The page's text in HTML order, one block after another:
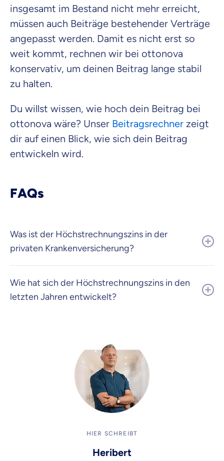
insgesamt im Bestand nicht mehr erreicht,
müssen auch Beiträge bestehender Verträge
angepasst werden. Damit es nicht erst so
weit kommt, rechnen wir bei ottonova
konservativ, um deinen Beitrag lange stabil
zu halten.
Du willst wissen, wie hoch dein Beitrag bei
ottonova wäre? Unser Beitragsrechner zeigt
dir auf einen Blick, wie sich dein Beitrag
entwickeln wird.
FAQs
Was ist der Höchstrechnungszins in der
privaten Krankenversicherung?
Wie hat sich der Höchstrechnungszins in den
letzten Jahren entwickelt?
HIER SCHREIBT
Heribert